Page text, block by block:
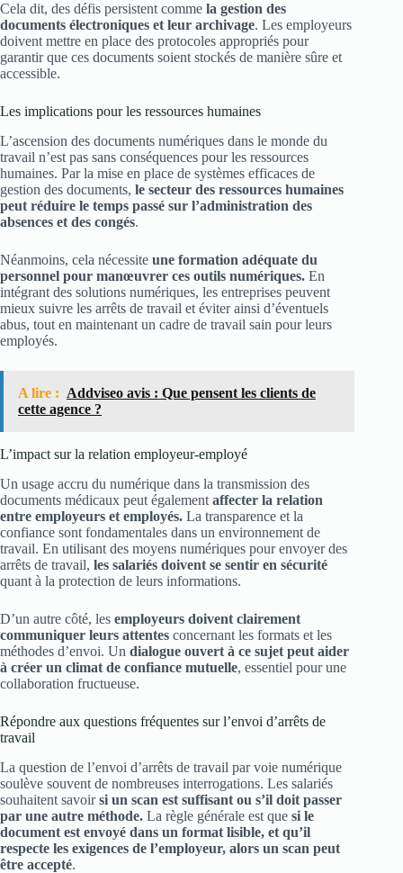
Cela dit, des défis persistent comme la gestion des
documents électroniques et leur archivage. Les employeurs
doivent mettre en place des protocoles appropriés pour
garantir que ces documents soient stockés de manière sûre et
accessible.
Les implications pour les ressources humaines
L’ascension des documents numériques dans le monde du
travail n’est pas sans conséquences pour les ressources
humaines. Par la mise en place de systèmes efficaces de
gestion des documents, le secteur des ressources humaines
peut réduire le temps passé sur l’administration des
absences et des congés.
Néanmoins, cela nécessite une formation adéquate du
personnel pour manœuvrer ces outils numériques. En
intégrant des solutions numériques, les entreprises peuvent
mieux suivre les arrêts de travail et éviter ainsi d’éventuels
abus, tout en maintenant un cadre de travail sain pour leurs
employés.
A lire : Addviseo avis : Que pensent les clients de
cette agence ?
L’impact sur la relation employeur-employé
Un usage accru du numérique dans la transmission des
documents médicaux peut également affecter la relation
entre employeurs et employés. La transparence et la
confiance sont fondamentales dans un environnement de
travail. En utilisant des moyens numériques pour envoyer des
arrêts de travail, les salariés doivent se sentir en sécurité
quant à la protection de leurs informations.
D’un autre côté, les employeurs doivent clairement
communiquer leurs attentes concernant les formats et les
méthodes d’envoi. Un dialogue ouvert à ce sujet peut aider
à créer un climat de confiance mutuelle, essentiel pour une
collaboration fructueuse.
Répondre aux questions fréquentes sur l’envoi d’arrêts de
travail
La question de l’envoi d’arrêts de travail par voie numérique
soulève souvent de nombreuses interrogations. Les salariés
souhaitent savoirsi un scan est suffisant ou s’il doit passer
par une autre méthode. La règle générale est que si le
document est envoyé dans un format lisible, et qu’il
respecte les exigences de l’employeur, alors un scan peut
être accepté.